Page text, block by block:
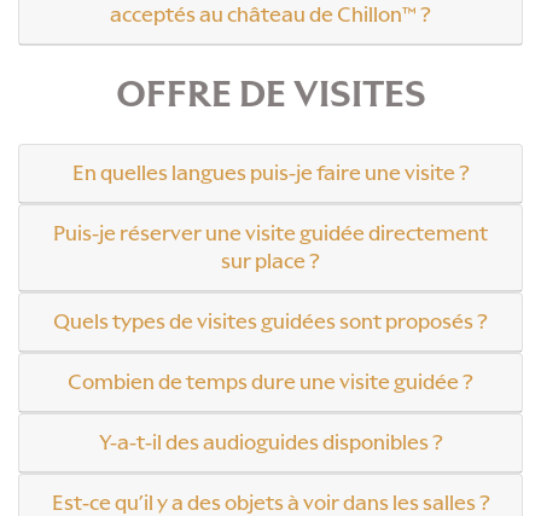
acceptés au château de Chillon™ ?
OFFRE DE VISITES
En quelles langues puis-je faire une visite ?
Puis-je réserver une visite guidée directement
sur place ?
Quels types de visites guidées sont proposés ?
Combien de temps dure une visite guidée ?
Y-a-t-il des audioguides disponibles ?
Est-ce qu’il y a des objets à voir dans les salles ?